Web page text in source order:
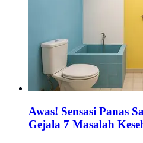
Awas! Sensasi Panas
Gejala 7 Masalah